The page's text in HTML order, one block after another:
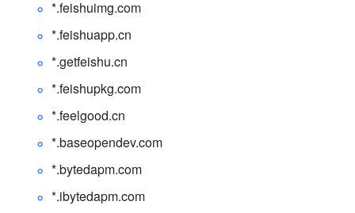
*.feishuimg.com
*.feishuapp.cn
*.getfeishu.cn
*.feishupkg.com
*.feelgood.cn
*.baseopendev.com
*.bytedapm.com
*.ibytedapm.com